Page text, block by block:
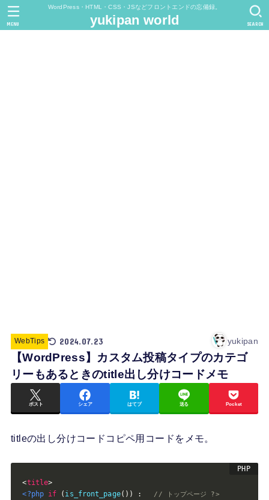
WordPress・HTML・CSS・JSなどフロントエンドの忘備録。
yukipan world SEARCH
MENU
WebTips 2024.07.23 yukipan
【WordPress】カスタム投稿タイプのカテゴ
リーもあるときのtitle出し分けコードメモ
ポスト シェア はてブ 送る Pocket
titleの出し分けコードコピペ用コードをメモ。
<title>
<?php if ( is_front_page( ) ) : // トップページ ?>